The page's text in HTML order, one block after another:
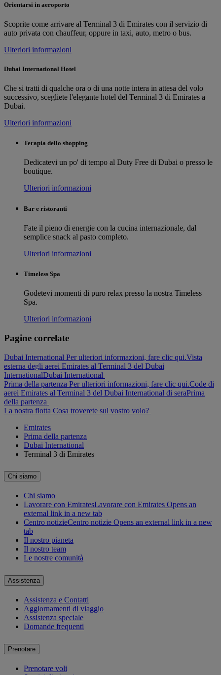
Orientarsi in aeroporto
Scoprite come arrivare al Terminal 3 di Emirates con il servizio di
auto privata con chauffeur, oppure in taxi, auto, metro o bus.
Ulteriori informazioni
Dubai International Hotel
Che si tratti di qualche ora o di una notte intera in attesa del volo
successivo, scegliete l'elegante hotel del Terminal 3 di Emirates a
Dubai.
Ulteriori informazioni
Terapia dello shopping
Dedicatevi un po' di tempo al Duty Free di Dubai o presso le
boutique.
Ulteriori informazioni
Bar e ristoranti
Fate il pieno di energie con la cucina internazionale, dal
semplice snack al pasto completo.
Ulteriori informazioni
Timeless Spa
Godetevi momenti di puro relax presso la nostra Timeless
Spa.
Ulteriori informazioni
Pagine correlate
Dubai International Per ulteriori informazioni, fare clic qui.Vista
esterna degli aerei Emirates al Terminal 3 del Dubai
InternationalDubai International
Prima della partenza Per ulteriori informazioni, fare clic qui.Code di
aerei Emirates al Terminal 3 del Dubai International di seraPrima
della partenza
La nostra flotta Cosa troverete sul vostro volo?
Emirates
Prima della partenza
Dubai International
Terminal 3 di Emirates
Chi siamo
Chi siamo
Lavorare con EmiratesLavorare con Emirates Opens an
external link in a new tab
Centro notizieCentro notizie Opens an external link in a new
tab
Il nostro pianeta
Il nostro team
Le nostre comunità
Assistenza
Assistenza e Contatti
Aggiornamenti di viaggio
Assistenza speciale
Domande frequenti
Prenotare
Prenotare voli